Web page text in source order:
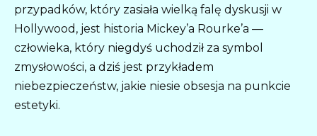
przypadków, który zasiała wielką falę dyskusji w
Hollywood, jest historia Mickey’a Rourke’a —
człowieka, który niegdyś uchodził za symbol
zmysłowości, a dziś jest przykładem
niebezpieczeństw, jakie niesie obsesja na punkcie
estetyki.